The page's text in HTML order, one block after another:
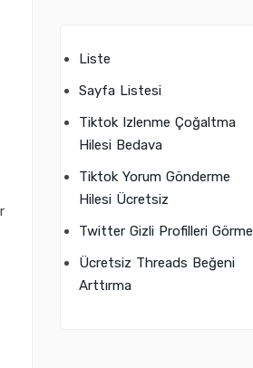
Liste
Sayfa Listesi
Tiktok Izlenme Çoğaltma
Hilesi Bedava
Tiktok Yorum Gönderme
Hilesi Ücretsiz
Twitter Gizli Profilleri Görme
Ücretsiz Threads Beğeni
Arttırma